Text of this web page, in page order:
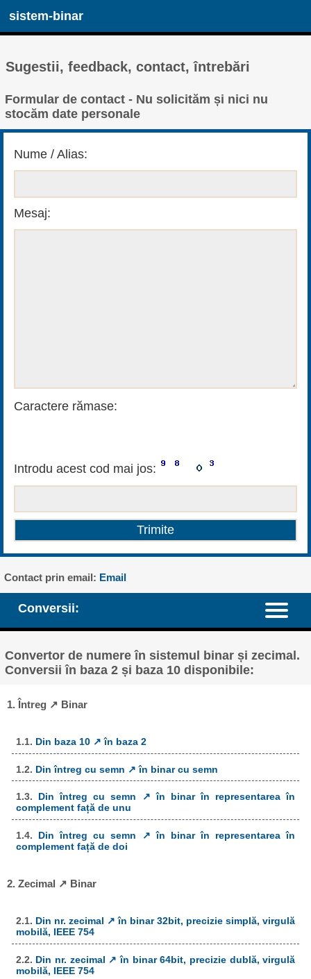
sistem-binar
Sugestii, feedback, contact, întrebări
Formular de contact - Nu solicităm și nici nu
stocăm date personale
Nume / Alias:
Mesaj:
Caractere rămase:
Introdu acest cod mai jos:
Contact prin email: Email
Conversii:
Convertor de numere în sistemul binar și zecimal.
Conversii în baza 2 și baza 10 disponibile:
1. Întreg ↗ Binar
1.1. Din baza 10 ↗ în baza 2
1.2. Din întreg cu semn ↗ în binar cu semn
1.3. Din întreg cu semn ↗ în binar în representarea în
complement față de unu
1.4. Din întreg cu semn ↗ în binar în representarea în
complement față de doi
2. Zecimal ↗ Binar
2.1. Din nr. zecimal ↗ în binar 32bit, precizie simplă, virgulă
mobilă, IEEE 754
2.2. Din nr. zecimal ↗ în binar 64bit, precizie dublă, virgulă
mobilă, IEEE 754